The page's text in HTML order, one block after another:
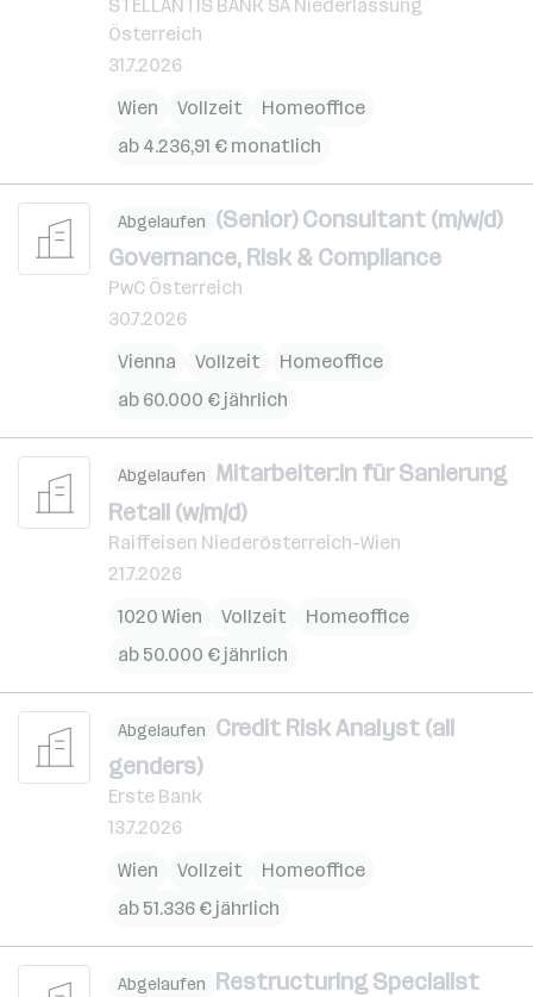
STELLANTIS BANK SA Niederlassung
Österreich
31.7.2026
Wien
Vollzeit
Homeoffice
ab 4.236,91 € monatlich
Abgelaufen (Senior) Consultant (m/w/d)
Governance, Risk & Compliance
PwC Österreich
30.7.2026
Vienna
Vollzeit
Homeoffice
ab 60.000 € jährlich
Abgelaufen Mitarbeiter:in für Sanierung
Retail (w/m/d)
Raiffeisen Niederösterreich-Wien
21.7.2026
1020 Wien
Vollzeit
Homeoffice
ab 50.000 € jährlich
Abgelaufen Credit Risk Analyst (all
genders)
Erste Bank
13.7.2026
Wien
Vollzeit
Homeoffice
ab 51.336 € jährlich
Abgelaufen Restructuring Specialist